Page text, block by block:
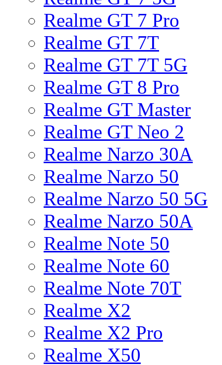
Realme GT 7 Pro
Realme GT 7T
Realme GT 7T 5G
Realme GT 8 Pro
Realme GT Master
Realme GT Neo 2
Realme Narzo 30A
Realme Narzo 50
Realme Narzo 50 5G
Realme Narzo 50A
Realme Note 50
Realme Note 60
Realme Note 70T
Realme X2
Realme X2 Pro
Realme X50